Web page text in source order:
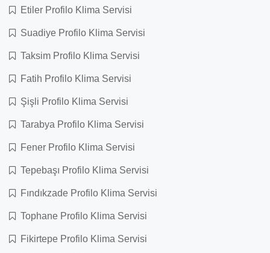
Etiler Profilo Klima Servisi
Suadiye Profilo Klima Servisi
Taksim Profilo Klima Servisi
Fatih Profilo Klima Servisi
Şişli Profilo Klima Servisi
Tarabya Profilo Klima Servisi
Fener Profilo Klima Servisi
Tepebaşı Profilo Klima Servisi
Fındıkzade Profilo Klima Servisi
Tophane Profilo Klima Servisi
Fikirtepe Profilo Klima Servisi